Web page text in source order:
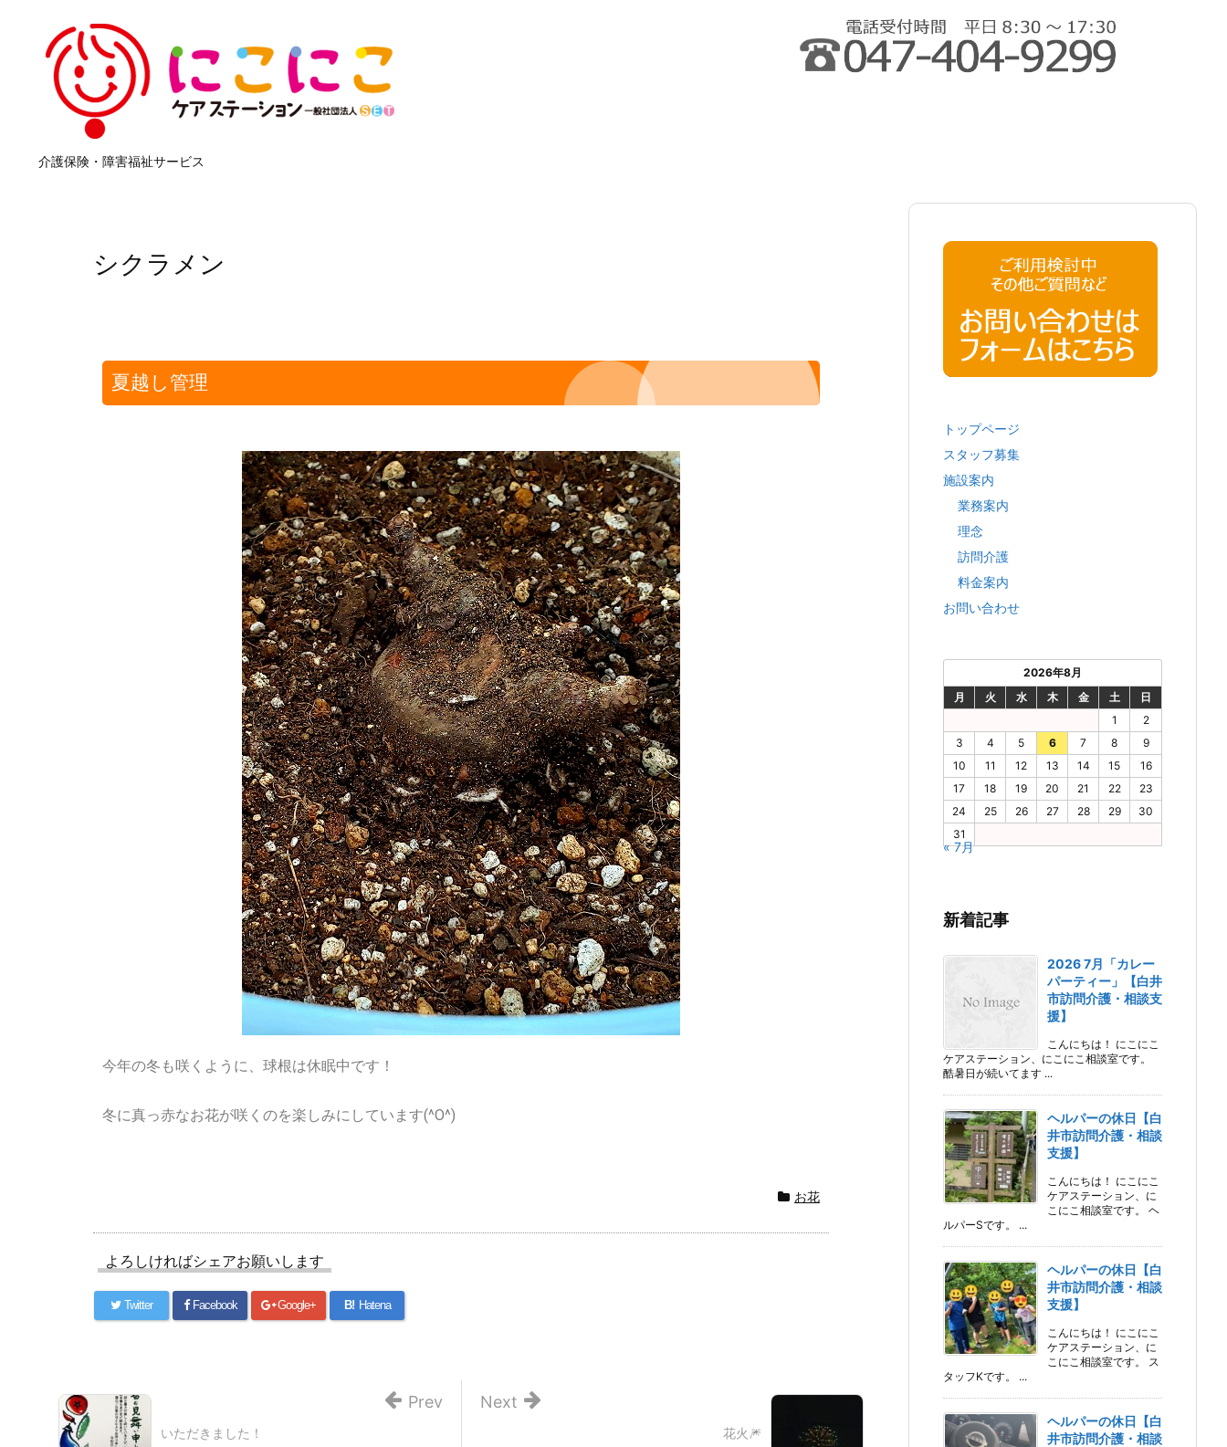
介護保険・障害福祉サービス
シクラメン
夏越し管理
今年の冬も咲くように、球根は休眠中です！
冬に真っ赤なお花が咲くのを楽しみにしています(^O^)
お花
よろしければシェアお願いします
Twitter Facebook Google+ B! Hatena
花火🎆
Next
いただきました！
Prev
トップページ
スタッフ募集
施設案内
業務案内
理念
訪問介護
料金案内
お問い合わせ
2026年8月
月
火 水 木 金 土
日
1
2
3
4 5 6 7 8
9
10
11 12 13 14 15
16
17
18 19 20 21 22
23
24
25 26 27 28 29
30
31
« 7月
新着記事
2026 7月「カレー
パーティー」【白井
市訪問介護・相談支
援】
こんにちは！ にこにこ
ケアステーション、にこにこ相談室です。
酷暑日が続いてます ...
ヘルパーの休日【白
井市訪問介護・相談
支援】
こんにちは！ にこにこ
ケアステーション、に
こにこ相談室です。 ヘ
ルパーSです。 ...
ヘルパーの休日【白
井市訪問介護・相談
支援】
こんにちは！ にこにこ
ケアステーション、に
こにこ相談室です。 ス
タッフKです。 ...
ヘルパーの休日【白
井市訪問介護・相談